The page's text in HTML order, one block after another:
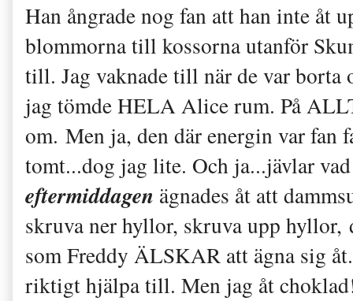
Han ångrade nog fan att han inte åt
blommorna till kossorna utanför
till. Jag vaknade till när de var
jag tömde HELA Alice rum. På
om. Men ja, den där energin var fan
tomt...dog jag lite. Och ja...jävlar
eftermiddagen ägnades åt att
skruva ner hyllor, skruva upp hyllor,
som Freddy ÄLSKAR att ägna sig
riktigt hjälpa till. Men jag åt